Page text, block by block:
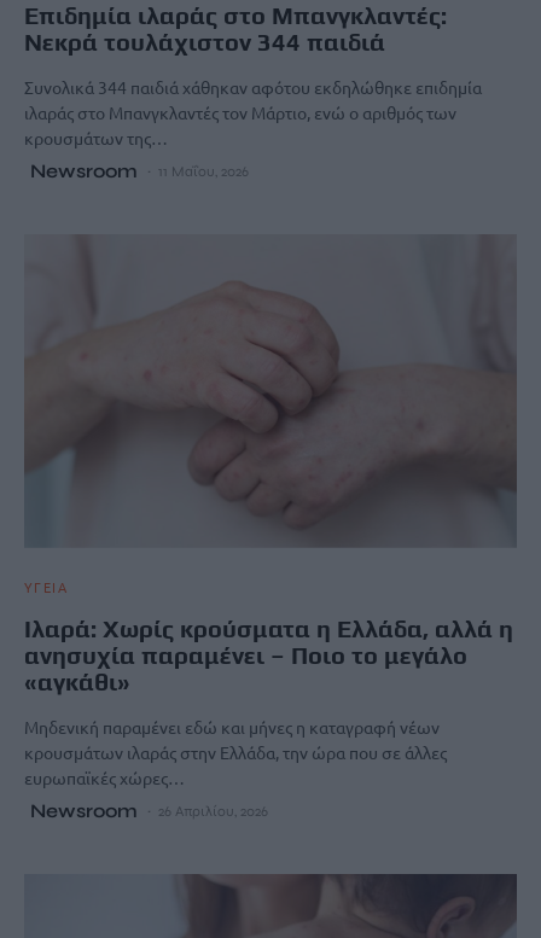
Επιδημία ιλαράς στο Μπανγκλαντές:
Νεκρά τουλάχιστον 344 παιδιά
Συνολικά 344 παιδιά χάθηκαν αφότου εκδηλώθηκε επιδημία
ιλαράς στο Μπανγκλαντές τον Μάρτιο, ενώ ο αριθμός των
κρουσμάτων της…
Newsroom 11 Μαΐου, 2026
ΥΓΕΙΑ
Iλαρά: Χωρίς κρούσματα η Ελλάδα, αλλά η
ανησυχία παραμένει – Ποιο το μεγάλο
«αγκάθι»
Μηδενική παραμένει εδώ και μήνες η καταγραφή νέων
κρουσμάτων ιλαράς στην Ελλάδα, την ώρα που σε άλλες
ευρωπαϊκές χώρες…
Newsroom 26 Απριλίου, 2026